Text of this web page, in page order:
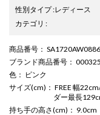
性別タイプ:レディース
カテゴリ :
商品番号 ：
ブランド商品番号 ：
色 ： ピンク
サイズ(cm) ： FREE 幅
ダー最長
持ち手の高さ(cm) ： 9.0cm